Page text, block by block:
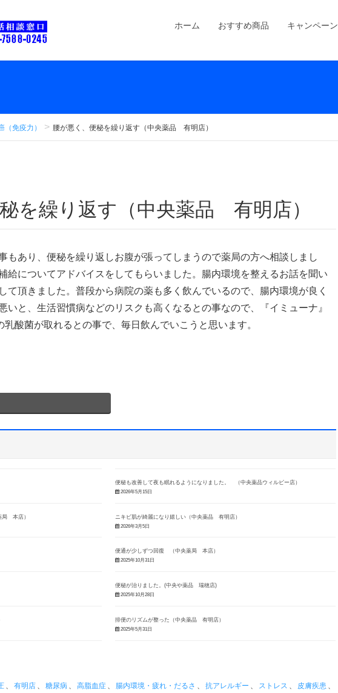
ホーム おすすめ商品 キャンペーン
（免疫力） 腰が悪く、便秘を繰り返す（中央薬品 有明店）
秘を繰り返す（中央薬品 有明店）
もあり、便秘を繰り返しお腹が張ってしまうので薬局の方へ相談しまし
給についてアドバイスをしてもらいました。腸内環境を整えるお話を聞い
て頂きました。普段から病院の薬も多く飲んでいるので、腸内環境が良く
いと、生活習慣病などのリスクも高くなるとの事なので、『イミューナ』
酸菌が取れるとの事で、毎日飲んでいこうと思います。
便秘も改善して夜も眠れるようになりました。 （中央薬品ウィルビー店）
2026年5月15日
局 本店） ニキビ肌が綺麗になり嬉しい（中央薬品 有明店）
2026年3月5日
便通が少しずつ回復 （中央薬局 本店）
2025年10月31日
便秘が治りました。(中央や薬品 瑞穂店)
2025年10月28日
排便のリズムが整った（中央薬品 有明店）
2025年5月31日
有明店 糖尿病 高脂血症 腸内環境・疲れ・だるさ 抗アレルギー ストレス 皮膚疾患